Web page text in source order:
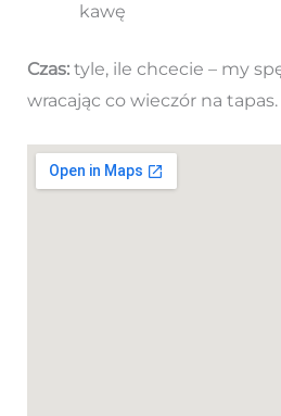
kawę
Czas:tyle, ile chcecie – my
wracając co wieczór na tapas.